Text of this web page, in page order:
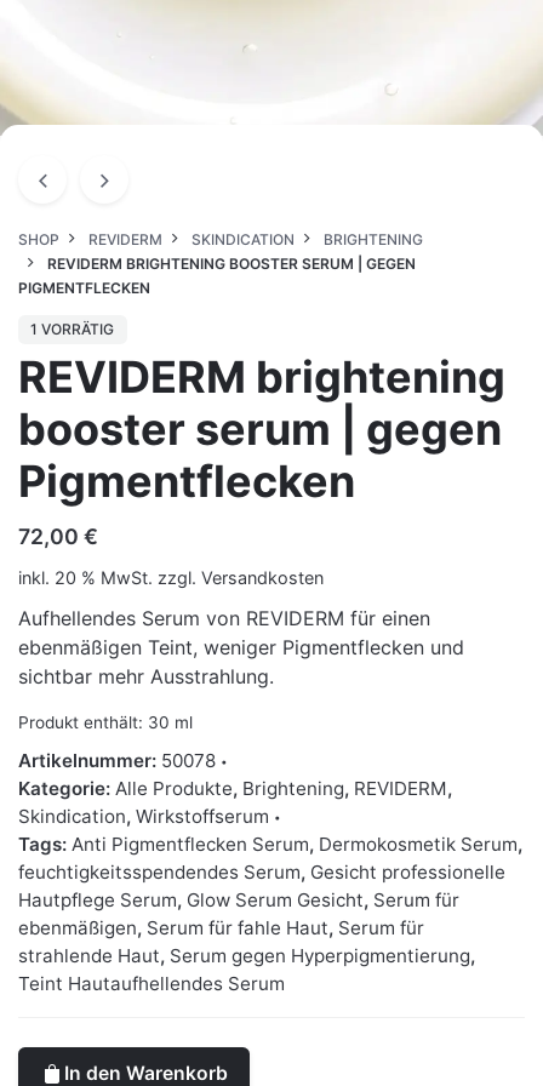
SHOP REVIDERM SKINDICATION
BRIGHTENING
REVIDERM BRIGHTENING BOOSTER SERUM | GEGEN
PIGMENTFLECKEN
1 VORRÄTIG
REVIDERM brightening
booster serum | gegen
Pigmentflecken
72,00 €
inkl. 20 % MwSt. zzgl. Versandkosten
Aufhellendes Serum von REVIDERM für einen
ebenmäßigen Teint, weniger Pigmentflecken und
sichtbar mehr Ausstrahlung.
Produkt enthält: 30 ml
Artikelnummer: 50078
Kategorie: Alle Produkte, Brightening, REVIDERM,
Skindication, Wirkstoffserum
Tags: Anti Pigmentflecken Serum, Dermokosmetik Serum,
feuchtigkeitsspendendes Serum, Gesicht professionelle
Hautpflege Serum, Glow Serum Gesicht, Serum für
ebenmäßigen, Serum für fahle Haut, Serum für
strahlende Haut, Serum gegen Hyperpigmentierung,
Teint Hautaufhellendes Serum
In den Warenkorb